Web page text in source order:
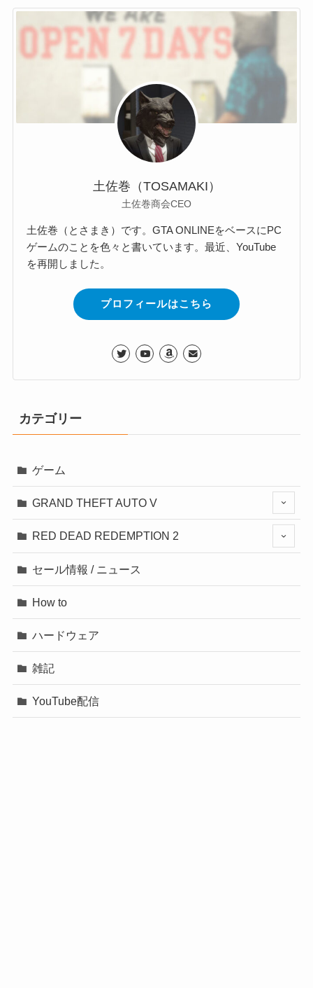
土佐巻（TOSAMAKI）
土佐巻商会CEO
土佐巻（とさまき）です。GTA ONLINEをベースにPC
ゲームのことを色々と書いています。最近、YouTube
を再開しました。
プロフィールはこちら
カテゴリー
ゲーム
GRAND THEFT AUTO V
RED DEAD REDEMPTION 2
セール情報 / ニュース
How to
ハードウェア
雑記
YouTube配信